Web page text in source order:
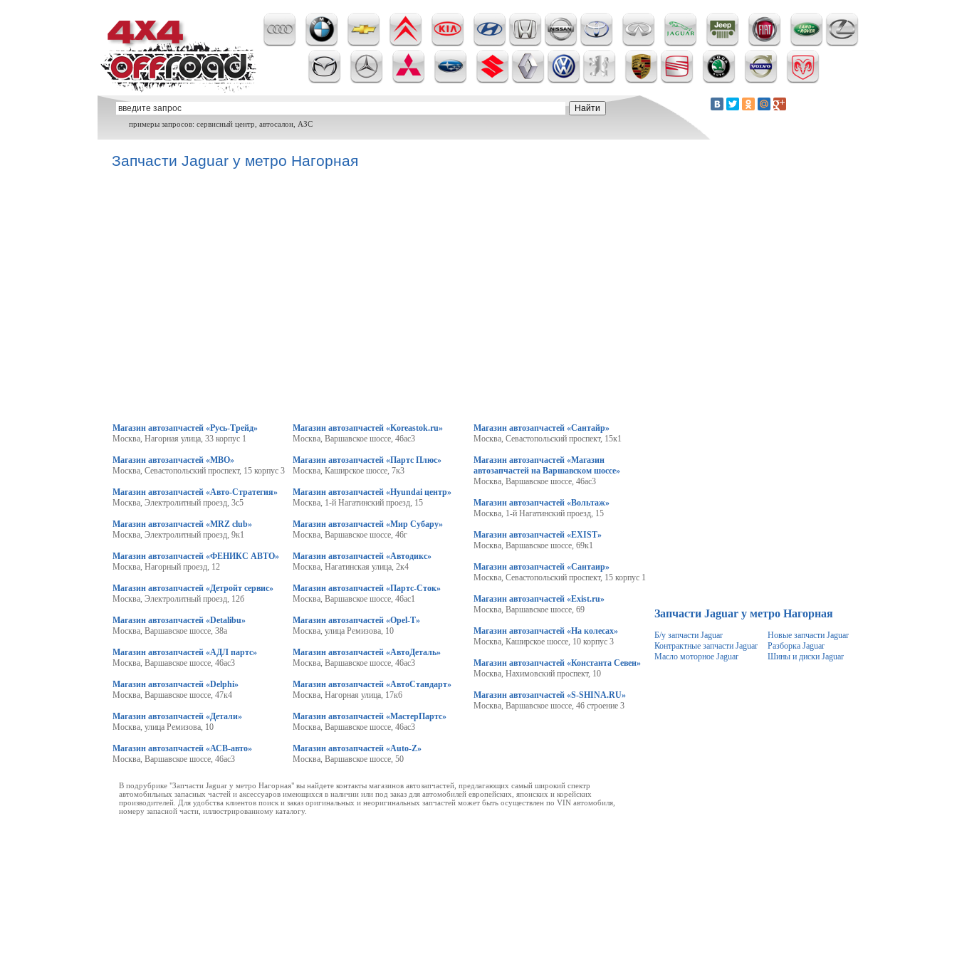
примеры запросов: сервисный центр, автосалон, АЗС
Запчасти Jaguar у метро Нагорная
Магазин автозапчастей «Русь-Трейд»
Москва, Нагорная улица, 33 корпус 1
Магазин автозапчастей «МВО»
Москва, Севастопольский проспект, 15 корпус 3
Магазин автозапчастей «Авто-Стратегия»
Москва, Электролитный проезд, 3с5
Магазин автозапчастей «MRZ club»
Москва, Электролитный проезд, 9к1
Магазин автозапчастей «ФЕНИКС АВТО»
Москва, Нагорный проезд, 12
Магазин автозапчастей «Детройт сервис»
Москва, Электролитный проезд, 12б
Магазин автозапчастей «Detalibu»
Москва, Варшавское шоссе, 38а
Магазин автозапчастей «АДЛ партс»
Москва, Варшавское шоссе, 46ас3
Магазин автозапчастей «Delphi»
Москва, Варшавское шоссе, 47к4
Магазин автозапчастей «Детали»
Москва, улица Ремизова, 10
Магазин автозапчастей «АСВ-авто»
Москва, Варшавское шоссе, 46ас3
Магазин автозапчастей «Koreastok.ru»
Москва, Варшавское шоссе, 46ас3
Магазин автозапчастей «Партс Плюс»
Москва, Каширское шоссе, 7к3
Магазин автозапчастей «Hyundai центр»
Москва, 1-й Нагатинский проезд, 15
Магазин автозапчастей «Мир Субару»
Москва, Варшавское шоссе, 46г
Магазин автозапчастей «Автодикс»
Москва, Нагатинская улица, 2к4
Магазин автозапчастей «Партс-Сток»
Москва, Варшавское шоссе, 46ас1
Магазин автозапчастей «Opel-T»
Москва, улица Ремизова, 10
Магазин автозапчастей «АвтоДеталь»
Москва, Варшавское шоссе, 46ас3
Магазин автозапчастей «АвтоСтандарт»
Москва, Нагорная улица, 17к6
Магазин автозапчастей «МастерПартс»
Москва, Варшавское шоссе, 46ас3
Магазин автозапчастей «Auto-Z»
Москва, Варшавское шоссе, 50
Магазин автозапчастей «Сантайр»
Москва, Севастопольский проспект, 15к1
Магазин автозапчастей «Магазин
автозапчастей на Варшавском шоссе»
Москва, Варшавское шоссе, 46ас3
Магазин автозапчастей «Вольтаж»
Москва, 1-й Нагатинский проезд, 15
Магазин автозапчастей «EXIST»
Москва, Варшавское шоссе, 69к1
Магазин автозапчастей «Сантаир»
Москва, Севастопольский проспект, 15 корпус 1
Магазин автозапчастей «Exist.ru»
Москва, Варшавское шоссе, 69
Магазин автозапчастей «На колесах»
Москва, Каширское шоссе, 10 корпус 3
Магазин автозапчастей «Константа Севен»
Москва, Нахимовский проспект, 10
Магазин автозапчастей «S-SHINA.RU»
Москва, Варшавское шоссе, 46 строение 3
В подрубрике "Запчасти Jaguar у метро Нагорная" вы найдете контакты магазинов автозапчастей, предлагающих самый широкий спектр
автомобильных запасных частей и аксессуаров имеющихся в наличии или под заказ для автомобилей европейских, японских и корейских
производителей. Для удобства клиентов поиск и заказ оригинальных и неоригинальных запчастей может быть осуществлен по VIN автомобиля,
номеру запасной части, иллюстрированному каталогу.
Запчасти Jaguar у метро Нагорная
Б/у запчасти Jaguar
Контрактные запчасти Jaguar
Масло моторное Jaguar
Новые запчасти Jaguar
Разборка Jaguar
Шины и диски Jaguar